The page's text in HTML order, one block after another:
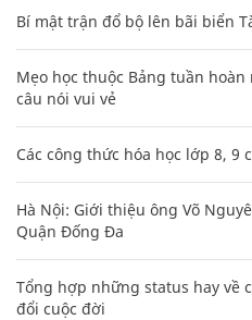
Bí mật trận đổ bộ lên bãi biển
Mẹo học thuộc Bảng tuần
câu nói vui vẻ
Các công thức hóa học lớp 8, 9
Hà Nội: Giới thiệu ông Võ
Quận Đống Đa
Tổng hợp những status hay về
đổi cuộc đời